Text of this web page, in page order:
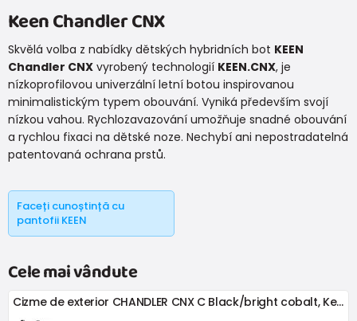
Keen Chandler CNX
Skvělá volba z nabídky dětských hybridních bot KEEN
Chandler CNX vyrobený technologií KEEN.CNX, je
nízkoprofilovou univerzální letní botou inspirovanou
minimalistickým typem obouvání. Vyniká především svojí
nízkou vahou. Rychlozavazování umožňuje snadné obouvání
a rychlou fixaci na dětské noze. Nechybí ani nepostradatelná
patentovaná ochrana prstů.
Faceți cunoștință cu
pantofii KEEN
Cele mai vândute
Cizme de exterior CHANDLER CNX C Black/bright cobalt, Keen, 1026306, gri